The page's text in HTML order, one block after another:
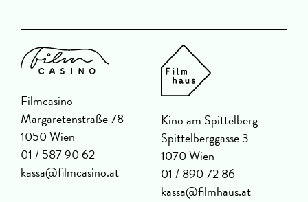
Filmcasino
Margaretenstraße 78
1050 Wien
01 / 587 90 62
kassa@filmcasino.at
Kino am Spittelberg
Spittelberggasse 3
1070 Wien
01 / 890 72 86
kassa@filmhaus.at